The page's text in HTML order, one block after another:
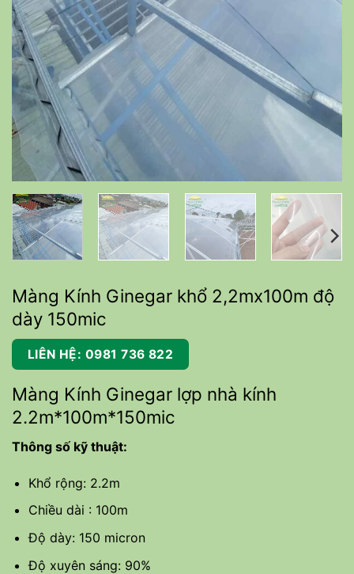
Màng Kính Ginegar khổ 2,2mx100m độ
dày 150mic
LIÊN HỆ: 0981 736 822
Màng Kính Ginegar lợp nhà kính
2.2m*100m*150mic
Thông số kỹ thuật:
Khổ rộng: 2.2m
Chiều dài : 100m
Độ dày: 150 micron
Độ xuyên sáng: 90%